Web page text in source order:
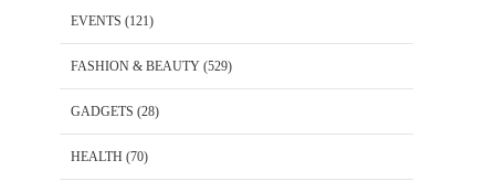
EVENTS (121)
FASHION & BEAUTY (529)
GADGETS (28)
HEALTH (70)